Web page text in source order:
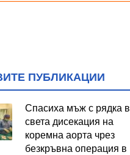
ПУБЛИКАЦИИ
Спасиха мъж с рядка в
света дисекация на
коремна аорта чрез
безкръвна операция в